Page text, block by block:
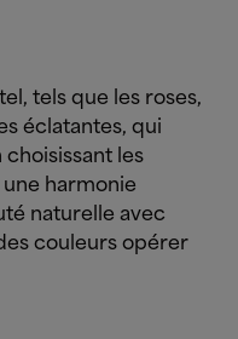
tels que les roses,
éclatantes, qui
les
harmonie
naturelle avec
couleurs opérer